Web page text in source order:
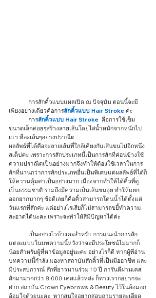
เพียงอย่างเดียวคือการสักคิ้วแบบ Hair Stroke ค่ะ
	การ
สักคิ้วแบบ Hair Stroke คือการใช้เข็ม
ขนาดเล็กค่อยๆสร้างลายเส้นโดยไล่น้ำหนักจากหนักไป
เบา ทีละเส้นๆอย่างปราณีต
ผลลัพธ์ที่ได้คือจะลายเส้นที่ใกล้เคียงกับเส้นขนไปอีกหนึ่ง
สเต็ปค่ะ เพราะการสักประเภทนี้เป็นการสักที่ค่อนข้างใช้
ความปราณีตเป็นอย่างมากจึงทำให้ต้องใช้เวลาในการ
สักที่นานกว่าการสักประเภทอื่นเป็นพิเศษแต่ผลลัพธ์ที่ได้ก็
ให้ความคุ้มค่าเป็นอย่างมาก เนื่องจากทำให้ได้คิ้วที่ดู
เป็นธรรมชาติ รวมถึงมีความเป็นเส้นขนอุย ทำให้แยก
ออกยากมากๆ ข้อดีเลยก็คือคิ้วสามารถโดนน้ำได้ตั้งแต่
วันแรกที่สักค่ะ แต่อย่างไรเสียก็ไม่สามารถขยี้ทำความ
สะอาดได้นะคะ เพราะจะทำให้สีมีปัญหาได้ค่ะ
แต่ละแบบในบทความนี้หวังว่าจะมีประโยชน์ไม่มากก็
น้อยสำหรับผู้ที่หาข้อมูลอยู่นะคะ อย่างไรก็ดี หากผู้ทีอ่าน
บทความนี้กำลัง มองหาสถาบันสักคิ้วที่เป็นมืออาชีพ และ
มีประสบการณ์ สักที่ยาวนานร่วม 10 ปี การันตีผ่านเคส
สักมามากกว่า 8,000 เคสแล้วหล่ะ ก็ทางเรากอยากจะ
ฝาก สถาบัน Crown Eyebrows & Beauty ไว้ในอ้อมอก
อ้อมใจด้วยนะคะ  หากสนใจอยากสอบถามรายละเอียด